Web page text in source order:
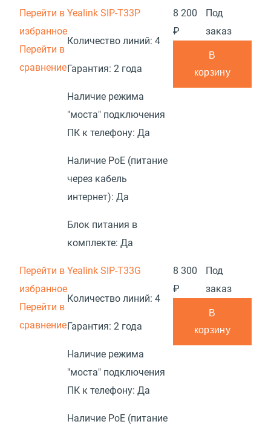
Перейти в
избранное
Перейти в
сравнение
Yealink SIP-T33P
Количество линий: 4
Гарантия: 2 года
Наличие режима
"моста" подключения
ПК к телефону: Да
Наличие PoE (питание
через кабель
интернет): Да
Блок питания в
комплекте: Да
8 200
₽
Под
заказ
В
корзину
Перейти в
избранное
Перейти в
сравнение
Yealink SIP-T33G
Количество линий: 4
Гарантия: 2 года
Наличие режима
"моста" подключения
ПК к телефону: Да
Наличие PoE (питание
8 300
₽
Под
заказ
В
корзину